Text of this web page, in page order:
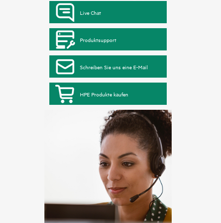
Live Chat
Produktsupport
Schreiben Sie uns eine E-Mail
HPE Produkte kaufen